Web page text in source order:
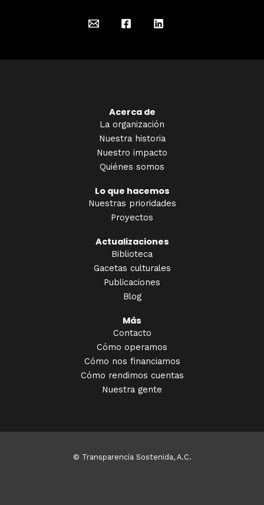
Acerca de
La organización
Nuestra historia
Nuestro impacto
Quiénes somos
Lo que hacemos
Nuestras prioridades
Proyectos
Actualizaciones
Biblioteca
Gacetas culturales
Publicaciones
Blog
Más
Contacto
Cómo operamos
Cómo nos financiamos
Cómo rendimos cuentas
Nuestra gente
© Transparencia Sostenida, A.C.